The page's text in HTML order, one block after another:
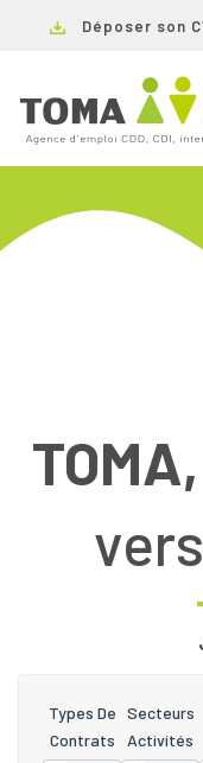
Déposer son
TOMA,
Types De
Contrats
Secteurs
Activités